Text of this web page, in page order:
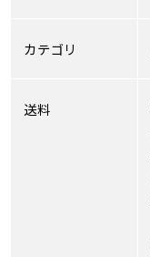
カテゴリ
送料